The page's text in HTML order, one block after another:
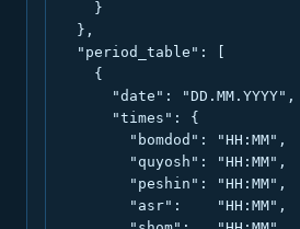
    }
  },
  "period_table": [
    {
      "date": "DD.MM.YYYY",
      "times": {
        "bomdod": "HH:MM",
        "quyosh": "HH:MM",
        "peshin": "HH:MM",
        "asr":    "HH:MM",